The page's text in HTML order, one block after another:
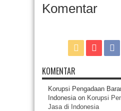
Komentar
KOMENTAR
Korupsi Pengadaan
Indonesia on Korupsi
Jasa di Indonesia